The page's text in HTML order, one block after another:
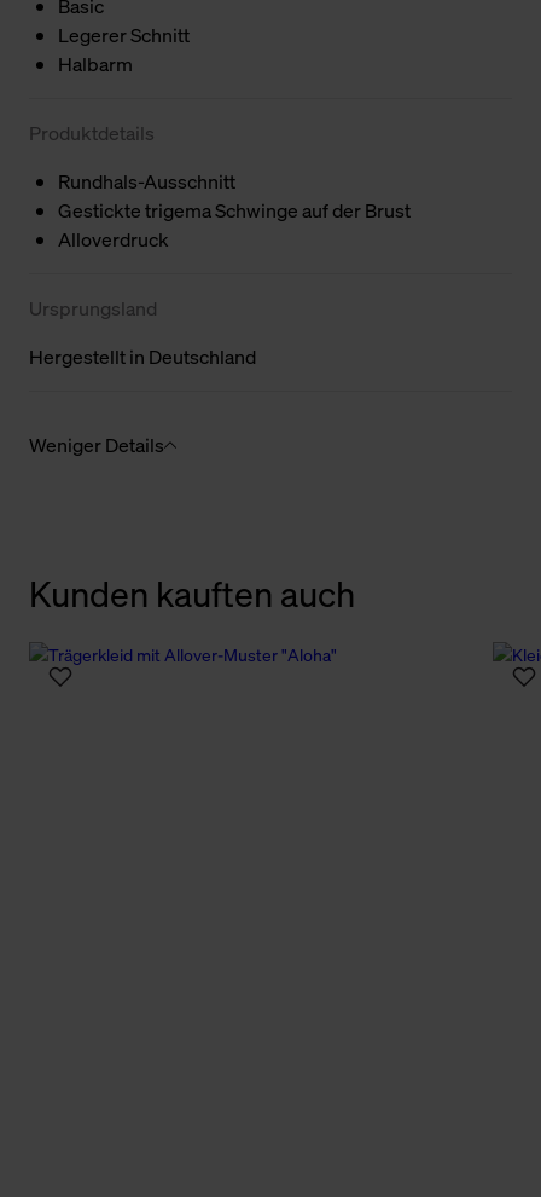
Basic
Legerer Schnitt
Halbarm
Produktdetails
Rundhals-Ausschnitt
Gestickte trigema Schwinge auf der Brust
Alloverdruck
Ursprungsland
Hergestellt in Deutschland
Weniger Details
Kunden kauften auch